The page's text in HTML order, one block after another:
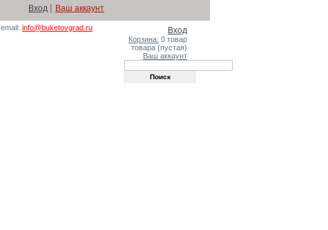
Вход | Ваш аккаунт
email: info@buketovgrad.ru Вход
Корзина: 0 товар
товара (пустая)
Ваш аккаунт